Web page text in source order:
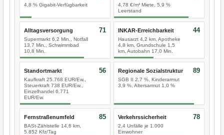
4,8 % Gigabit-Verfügbarkeit
4,78 €/m² Miete, 5,9 %
Leerstand
Alltagsversorgung
Supermarkt 6,2 Min., Notfall
13,7 Min., Schwimmbad
10,8 Min.
71 INKAR-Erreichbarkeit
Hausarzt 4,2 km, Apotheke
4,8 km, Grundschule 1,5
km, Autobahn 17,0 Min.
44
Standortmarkt
Kaufkraft 25.768 EUR/Ew.,
Steuerkraft 738 EUR/Ew.,
Einzelhandel 6.771
EUR/Ew.
56 Regionale Sozialstruktur
SGB II 2,7 %, Kinderarmut
3,9 %, Altersarmut 1,0 %
89
Fernstraßenumfeld
BASt-Zählstelle 14,6 km,
5.852 Kfz/Tag
85 Verkehrssicherheit
2,4 Unfälle je 1.000
Einwohner
78